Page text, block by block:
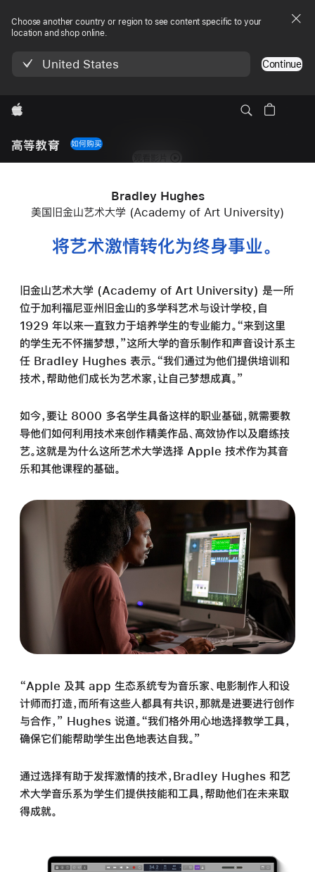
Choose another country or region to see content specific to your
location and shop online.
United States Continue
Apple
高等教育
Nav
Open
Menu
如何购买
Bradley Hughes,
美国旧金山艺术大学 (Academy of Art University)
将艺术激情转化为终身事业。
旧金山艺术大学 (Academy of Art University) 是一所
位于加利福尼亚州旧金山的多学科艺术与设计学校，自
1929 年以来一直致力于培养学生的专业能力。“来到这里
的学生无不怀揣梦想，”这所大学的音乐制作和声音设计系主
任 Bradley Hughes 表示。“我们通过为他们提供培训和
技术，帮助他们成长为艺术家，让自己梦想成真。”
如今，要让 8000 多名学生具备这样的职业基础，就需要教
导他们如何利用技术来创作精美作品、高效协作以及磨练技
艺。这就是为什么这所艺术大学选择 Apple 技术作为其音
乐和其他课程的基础。
“Apple 及其 app 生态系统专为音乐家、电影制作人和设
计师而打造，而所有这些人都具有共识，那就是进要进行创作
与合作，” Hughes 说道。“我们格外用心地选择教学工具，
确保它们能帮助学生出色地表达自我。”
通过选择有助于发挥激情的技术，Bradley Hughes 和艺
术大学音乐系为学生们提供技能和工具，帮助他们在未来取
得成就。